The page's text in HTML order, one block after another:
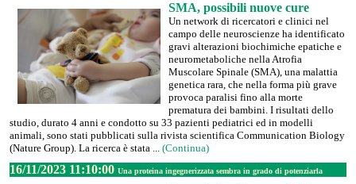
SMA, possibili nuove cure
Un network di ricercatori e clinici nel
campo delle neuroscienze ha identificato
gravi alterazioni biochimiche epatiche e
neurometaboliche nella Atrofia
Muscolare Spinale (SMA), una malattia
genetica rara, che nella forma più grave
provoca paralisi fino alla morte
prematura dei bambini. I risultati dello
studio, durato 4 anni e condotto su 33 pazienti pediatrici ed in modelli
animali, sono stati pubblicati sulla rivista scientifica Communication Biology
(Nature Group). La ricerca è stata ... (Continua)
16/11/2023 11:10:00 Una proteina ingegnerizzata sembra in grado di potenziarla